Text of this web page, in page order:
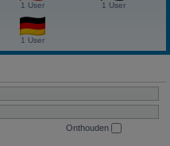
1 User 1 User
1 User
Onthouden